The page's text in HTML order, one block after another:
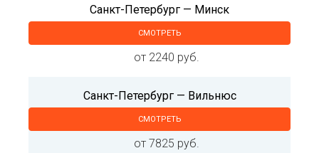
Санкт-Петербург — Минск
СМОТРЕТЬ
от 2240 руб.
Санкт-Петербург — Вильнюс
СМОТРЕТЬ
от 7825 руб.